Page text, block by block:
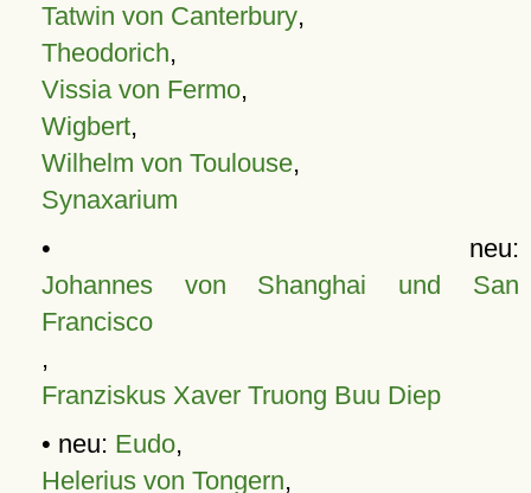
Tatwin von Canterbury,
Theodorich,
Vissia von Fermo,
Wigbert,
Wilhelm von Toulouse,
Synaxarium
• neu:
Johannes von Shanghai und San
Francisco
,
Franziskus Xaver Truong Buu Diep
• neu: Eudo,
Helerius von Tongern,